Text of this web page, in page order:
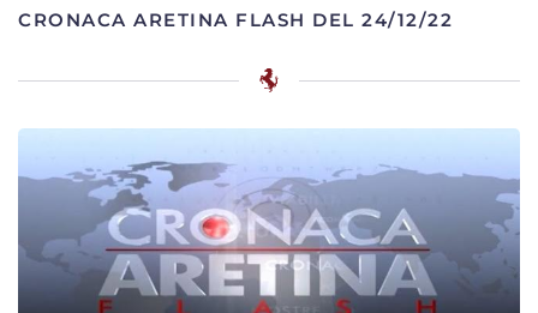
CRONACA ARETINA FLASH DEL 24/12/22